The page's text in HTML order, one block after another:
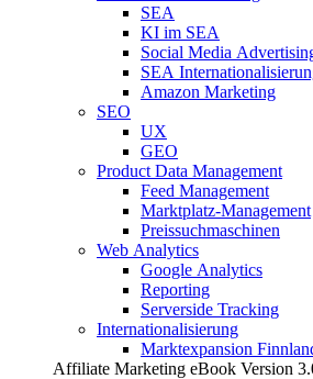
SEA
KI im SEA
Social Media
SEA
Amazon Marketing
SEO
UX
GEO
Product Data Management
Feed Management
Marktplatz-Management
Preissuchmaschinen
Web Analytics
Google Analytics
Reporting
Serverside Tracking
Internationalisierung
Marktexpansion
Affiliate Marketing eBook Version